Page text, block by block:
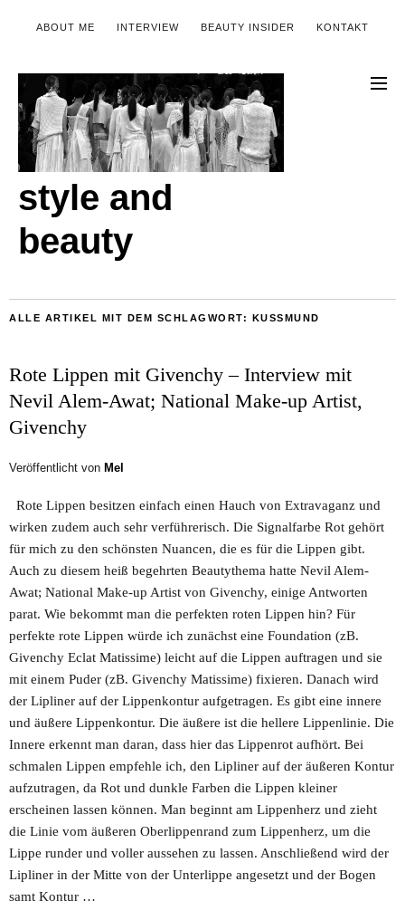
ABOUT ME INTERVIEW BEAUTY INSIDER KONTAKT
style and
beauty
ALLE ARTIKEL MIT DEM SCHLAGWORT: KUSSMUND
Rote Lippen mit Givenchy – Interview mit
Nevil Alem-Awat; National Make-up Artist,
Givenchy
Veröffentlicht von Mel
Rote Lippen besitzen einfach einen Hauch von Extravaganz und
wirken zudem auch sehr verführerisch. Die Signalfarbe Rot gehört
für mich zu den schönsten Nuancen, die es für die Lippen gibt.
Auch zu diesem heiß begehrten Beautythema hatte Nevil Alem-
Awat; National Make-up Artist von Givenchy, einige Antworten
parat. Wie bekommt man die perfekten roten Lippen hin? Für
perfekte rote Lippen würde ich zunächst eine Foundation (zB.
Givenchy Eclat Matissime) leicht auf die Lippen auftragen und sie
mit einem Puder (zB. Givenchy Matissime) fixieren. Danach wird
der Lipliner auf der Lippenkontur aufgetragen. Es gibt eine innere
und äußere Lippenkontur. Die äußere ist die hellere Lippenlinie. Die
Innere erkennt man daran, dass hier das Lippenrot aufhört. Bei
schmalen Lippen empfehle ich, den Lipliner auf der äußeren Kontur
aufzutragen, da Rot und dunkle Farben die Lippen kleiner
erscheinen lassen können. Man beginnt am Lippenherz und zieht
die Linie vom äußeren Oberlippenrand zum Lippenherz, um die
Lippe runder und voller aussehen zu lassen. Anschließend wird der
Lipliner in der Mitte von der Unterlippe angesetzt und der Bogen
samt Kontur …